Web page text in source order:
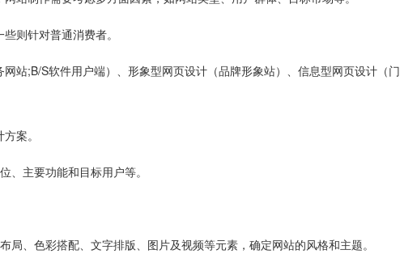
则针对普通消费者。
站;B/S软件用户端）、形象型网页设计（品牌形象站）、信息型网页设计（门
案。
、主要功能和目标用户等。
、色彩搭配、文字排版、图片及视频等元素，确定网站的风格和主题。